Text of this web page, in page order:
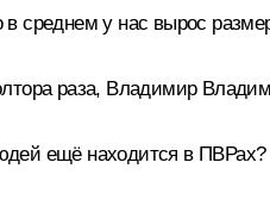
в среднем у нас вырос
раза, Владимир
ещё находится в ПВРах?